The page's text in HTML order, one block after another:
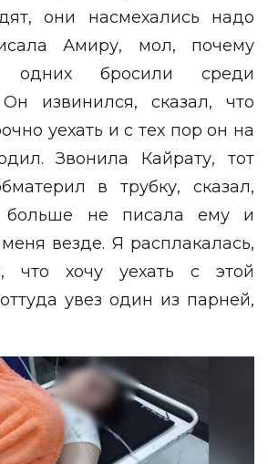
они насмехались надо
Амиру, мол, почему
одних бросили среди
извинился, сказал, что
уехать и с тех пор он на
Звонила Кайрату, тот
в трубку, сказал,
не писала ему и
везде. Я расплакалась,
что хочу уехать с этой
увез один из парней,